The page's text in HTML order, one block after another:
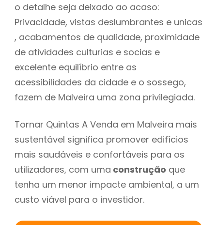
o detalhe seja deixado ao acaso:
Privacidade, vistas deslumbrantes e unicas
, acabamentos de qualidade, proximidade
de atividades culturias e socias e
excelente equilíbrio entre as
acessibilidades da cidade e o sossego,
fazem de Malveira uma zona privilegiada.
Tornar Quintas A Venda em Malveira mais
sustentável significa promover edifícios
mais saudáveis e confortáveis para os
utilizadores, com uma construção que
tenha um menor impacte ambiental, a um
custo viável para o investidor.